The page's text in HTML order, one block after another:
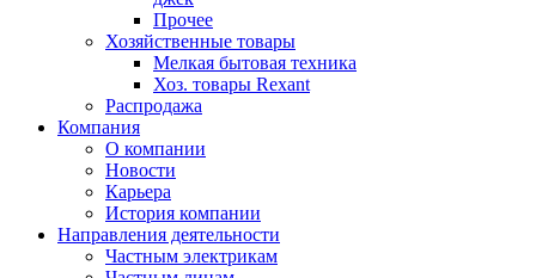
Прочее
Хозяйственные товары
Мелкая бытовая техника
Хоз. товары Rexant
Распродажа
Компания
О компании
Новости
Карьера
История компании
Направления деятельности
Частным электрикам